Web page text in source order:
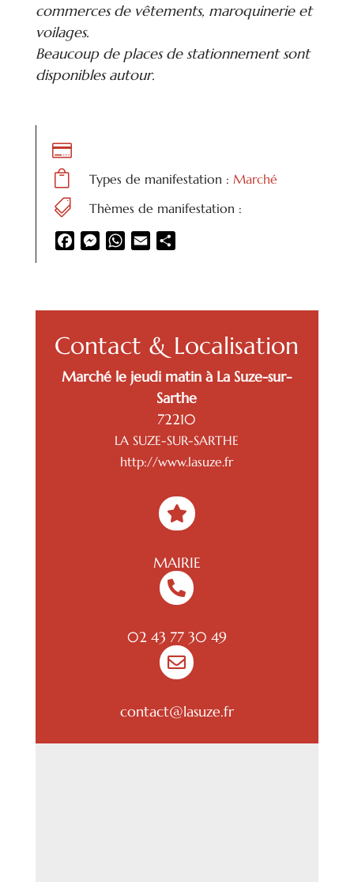
commerces de vêtements, maroquinerie et
voilages.
Beaucoup de places de stationnement sont
disponibles autour.


Types de manifestation : Marché
 Thèmes de manifestation :
FacebookMessenger
WhatsApp
Email
Contact & Localisation
Marché le jeudi matin à La Suze-sur-
Sarthe
72210
LA SUZE-SUR-SARTHE
http://www.lasuze.fr

MAIRIE

02 43 77 30 49

contact@lasuze.fr